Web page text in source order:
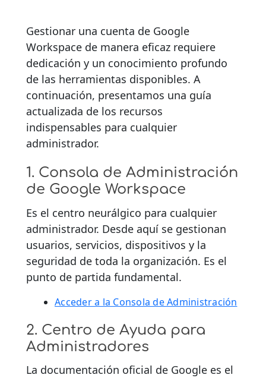
Gestionar una cuenta de Google
Workspace de manera eficaz requiere
dedicación y un conocimiento profundo
de las herramientas disponibles. A
continuación, presentamos una guía
actualizada de los recursos
indispensables para cualquier
administrador.
1. Consola de Administración
de Google Workspace
Es el centro neurálgico para cualquier
administrador. Desde aquí se gestionan
usuarios, servicios, dispositivos y la
seguridad de toda la organización. Es el
punto de partida fundamental.
Acceder a la Consola de Administración
2. Centro de Ayuda para
Administradores
La documentación oficial de Google es el